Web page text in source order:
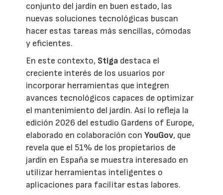
conjunto del jardín en buen estado, las
nuevas soluciones tecnológicas buscan
hacer estas tareas más sencillas, cómodas
y eficientes.
En este contexto, Stiga destaca el
creciente interés de los usuarios por
incorporar herramientas que integren
avances tecnológicos capaces de optimizar
el mantenimiento del jardín. Así lo refleja la
edición 2026 del estudio Gardens of Europe,
elaborado en colaboración conYouGov, que
revela que el 51% de los propietarios de
jardín en España se muestra interesado en
utilizar herramientas inteligentes o
aplicaciones para facilitar estas labores.